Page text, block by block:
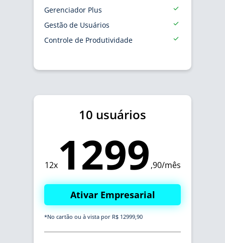
Gerenciador Plus
Gestão de Usuários
Controle de Produtividade
10 usuários
12x 1299 ,90/mês
Ativar Empresarial
*No cartão ou à vista por R$ 12999,90